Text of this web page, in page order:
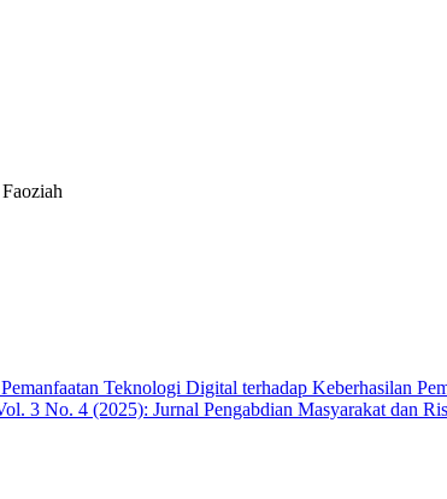
Teknologi Digital terhadap Keberhasilan
3 No. 4 (2025): Jurnal Pengabdian Masyarakat dan